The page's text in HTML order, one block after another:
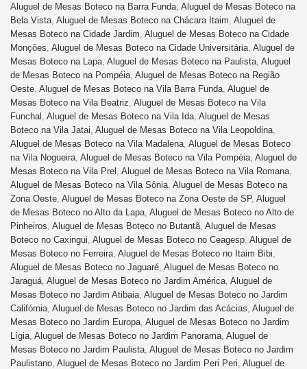
Aluguel de Mesas Boteco na Barra Funda Aluguel de Mesas Boteco na
Bela Vista Aluguel de Mesas Boteco na Chácara Itaim Aluguel de
Mesas Boteco na Cidade Jardim Aluguel de Mesas Boteco na Cidade
Monções Aluguel de Mesas Boteco na Cidade Universitária Aluguel de
Mesas Boteco na Lapa Aluguel de Mesas Boteco na Paulista Aluguel
de Mesas Boteco na Pompéia Aluguel de Mesas Boteco na Região
Oeste Aluguel de Mesas Boteco na Vila Barra Funda Aluguel de
Mesas Boteco na Vila Beatriz Aluguel de Mesas Boteco na Vila
Funchal
Aluguel de Mesas Boteco na Vila Ida Aluguel de Mesas
Boteco na Vila Jatai Aluguel de Mesas Boteco na Vila Leopoldina
Aluguel de Mesas Boteco na Vila Madalena Aluguel de Mesas Boteco
na Vila Nogueira Aluguel de Mesas Boteco na Vila Pompéia Aluguel de
Mesas Boteco na Vila Prel
Aluguel de Mesas Boteco na Vila Romana
Aluguel de Mesas Boteco na Vila Sônia Aluguel de Mesas Boteco na
Zona Oeste Aluguel de Mesas Boteco na Zona Oeste de SP, Aluguel
de Mesas Boteco no Alto da Lapa Aluguel de Mesas Boteco no Alto de
Pinheiros Aluguel de Mesas Boteco no Butantã Aluguel de Mesas
Boteco no Caxingui Aluguel de Mesas Boteco no Ceagesp Aluguel de
Mesas Boteco no Ferreira Aluguel de Mesas Boteco no Itaim Bibi
Aluguel de Mesas Boteco no Jaguaré Aluguel de Mesas Boteco no
Jaraguá Aluguel de Mesas Boteco no Jardim América Aluguel de
Mesas Boteco no Jardim Atibaia Aluguel de Mesas Boteco no Jardim
Califórnia Aluguel de Mesas Boteco no Jardim das Acácias Aluguel de
Mesas Boteco no Jardim Europa Aluguel de Mesas Boteco no Jardim
Lígia Aluguel de Mesas Boteco no Jardim Panorama Aluguel de
Mesas Boteco no Jardim Paulista Aluguel de Mesas Boteco no Jardim
Paulistano Aluguel de Mesas Boteco no Jardim Peri Peri Aluguel de